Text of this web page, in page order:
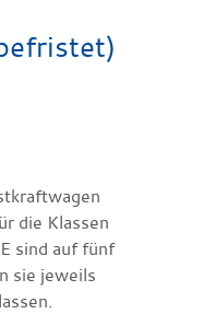
die Klassen
sind auf fünf
sie jeweils